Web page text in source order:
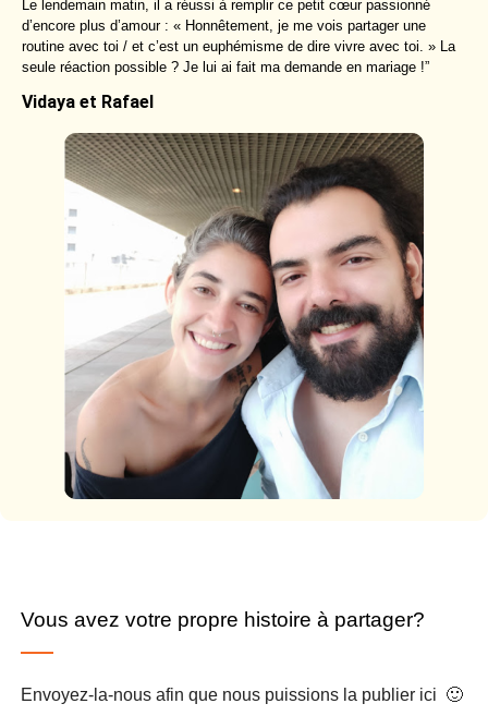
Le lendemain matin, il a réussi à remplir ce petit cœur passionné
d’encore plus d’amour : « Honnêtement, je me vois partager une
routine avec toi / et c’est un euphémisme de dire vivre avec toi. » La
seule réaction possible ? Je lui ai fait ma demande en mariage !”
Vidaya et Rafael
Vous avez votre propre histoire à partager?
Envoyez-la-nous afin que nous puissions la publier ici 🙂